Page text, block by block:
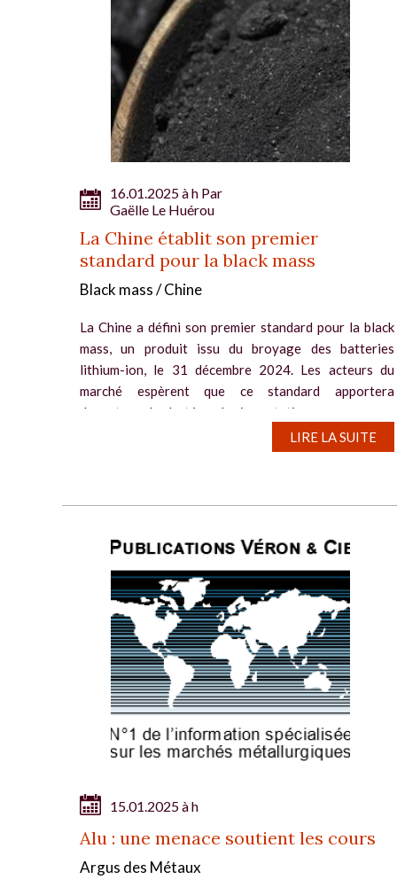
16.01.2025 à h Par
Gaëlle Le Huérou
La Chine établit son premier
standard pour la black mass
Black mass / Chine
La Chine a défini son premier standard pour la black
mass, un produit issu du broyage des batteries
lithium-ion, le 31 décembre 2024. Les acteurs du
marché espèrent que ce standard apportera
davantage de clarté sur les importations...
LIRE LA SUITE
15.01.2025 à h
Alu : une menace soutient les cours
Argus des Métaux